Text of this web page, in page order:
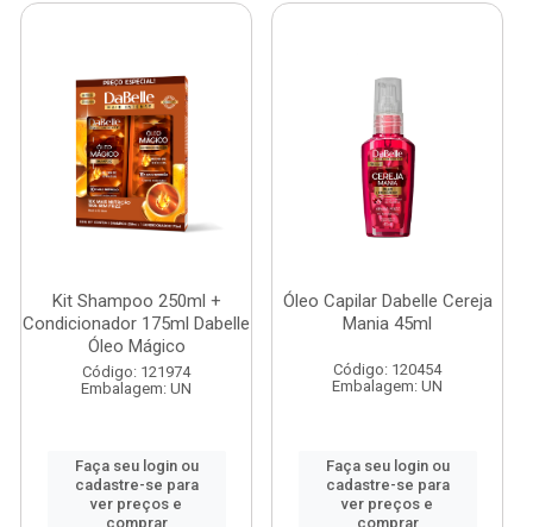
Kit Shampoo 250ml +
Condicionador 175ml Dabelle
Óleo Mágico
Código: 121974
Embalagem: UN
Faça seu login ou
cadastre-se para
ver preços e
comprar
Óleo Capilar Dabelle Cereja
Mania 45ml
Código: 120454
Embalagem: UN
Faça seu login ou
cadastre-se para
ver preços e
comprar